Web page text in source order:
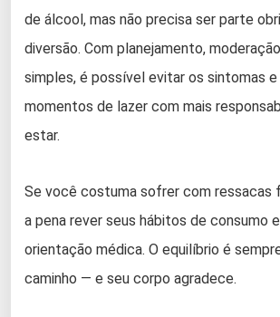
de álcool, mas não precisa ser parte
diversão. Com planejamento,
simples, é possível evitar os sintomas
momentos de lazer com mais
estar.
Se você costuma sofrer com ressacas
a pena rever seus hábitos de consumo
orientação médica. O equilíbrio é
caminho — e seu corpo agradece.